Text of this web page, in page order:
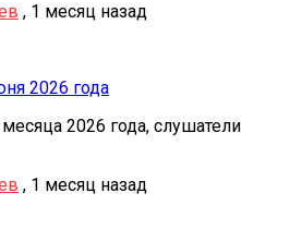
, 1 месяц назад
2026 года
2026 года, слушатели
, 1 месяц назад